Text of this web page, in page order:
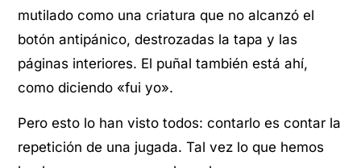
mutilado como una criatura que no alcanzó el
botón antipánico, destrozadas la tapa y las
páginas interiores. El puñal también está ahí,
como diciendo «fui yo».
Pero esto lo han visto todos: contarlo es contar la
repetición de una jugada. Tal vez lo que hemos